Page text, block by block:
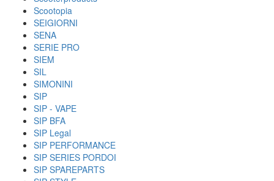
Scootopia
SEIGIORNI
SENA
SERIE PRO
SIEM
SIL
SIMONINI
SIP
SIP - VAPE
SIP BFA
SIP Legal
SIP PERFORMANCE
SIP SERIES PORDOI
SIP SPAREPARTS